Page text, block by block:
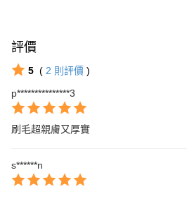
評價
5 ( 2 則評價 )
p***************3
刷毛超親膚又厚實
s******n